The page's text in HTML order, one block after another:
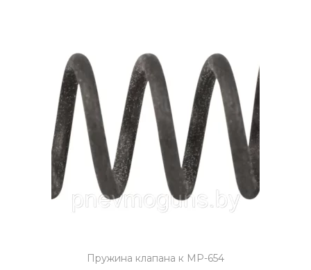
Пружина клапана к МР-654